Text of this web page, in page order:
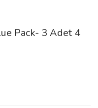
Pack- 3 Adet 4